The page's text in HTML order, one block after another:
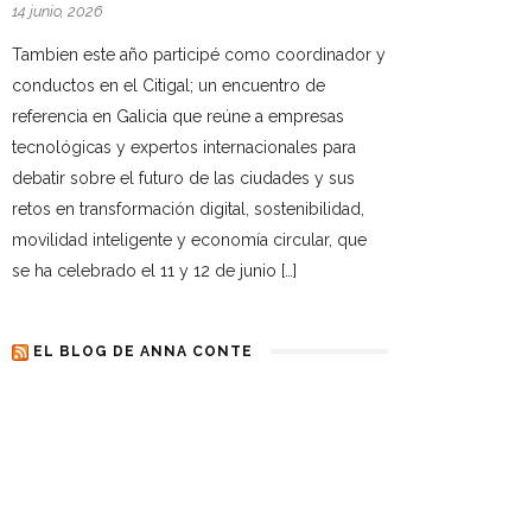
14 junio, 2026
Tambien este año participé como coordinador y
conductos en el Citigal; un encuentro de
referencia en Galicia que reúne a empresas
tecnológicas y expertos internacionales para
debatir sobre el futuro de las ciudades y sus
retos en transformación digital, sostenibilidad,
movilidad inteligente y economía circular, que
se ha celebrado el 11 y 12 de junio […]
EL BLOG DE ANNA CONTE